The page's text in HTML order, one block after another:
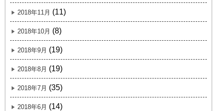
2018年11月 (11)
2018年10月 (8)
2018年9月 (19)
2018年8月 (19)
2018年7月 (35)
2018年6月 (14)